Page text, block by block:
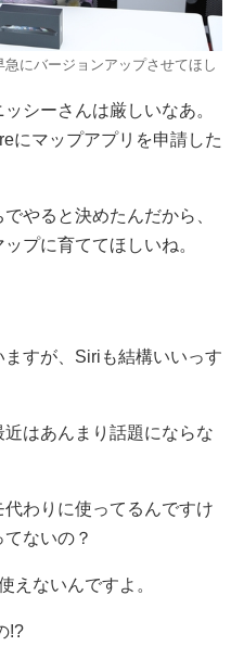
にバージョンアップさせてほし
シーさんは厳しいなあ。
にマップアプリを申請した
やると決めたんだから、
プに育ててほしいね。
すが、Siriも結構いいっす
はあんまり話題にならな
わりに使ってるんですけ
ないの？
えないんですよ。
!?